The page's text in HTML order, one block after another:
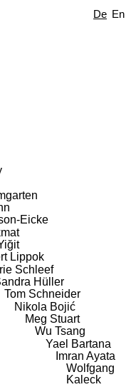
De En
Eicke
Lippok
Schleef
Hüller
Tom Schneider
Nikola Bojić
Meg Stuart
Wu Tsang
Yael Bartana
Imran Ayata
Wolfgang
Kaleck